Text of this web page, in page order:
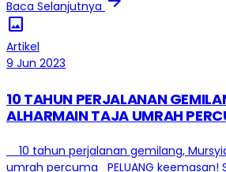
Baca Selanjutnya
image
Artikel
9 Jun 2023
10 TAHUN PERJALANAN
ALHARMAIN TAJA UMRAH
10 tahun perjalanan gemilang,
umrah percuma PELUANG keemasan!